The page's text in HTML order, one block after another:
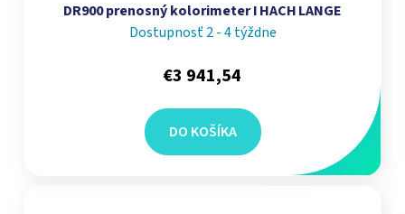
DR900 prenosný kolorimeter I HACH LANGE
Dostupnosť 2 - 4 týždne
€3 941,54
DO KOŠÍKA